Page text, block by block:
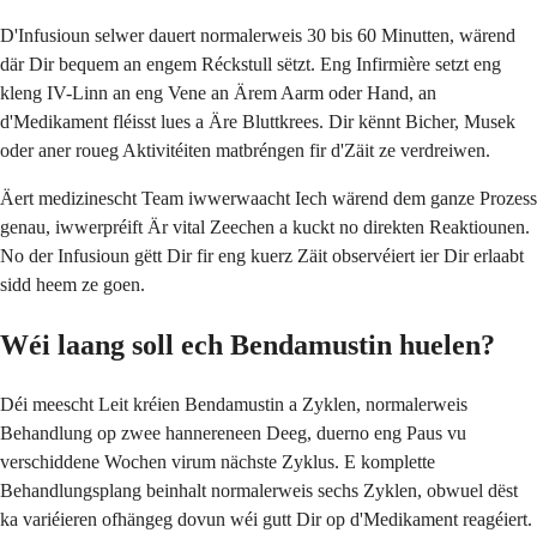
D'Infusioun selwer dauert normalerweis 30 bis 60 Minutten, wärend
där Dir bequem an engem Réckstull sëtzt. Eng Infirmière setzt eng
kleng IV-Linn an eng Vene an Ärem Aarm oder Hand, an
d'Medikament fléisst lues a Äre Bluttkrees. Dir kënnt Bicher, Musek
oder aner roueg Aktivitéiten matbréngen fir d'Zäit ze verdreiwen.
Äert medizinescht Team iwwerwaacht Iech wärend dem ganze Prozess
genau, iwwerpréift Är vital Zeechen a kuckt no direkten Reaktiounen.
No der Infusioun gëtt Dir fir eng kuerz Zäit observéiert ier Dir erlaabt
sidd heem ze goen.
Wéi laang soll ech Bendamustin huelen?
Déi meescht Leit kréien Bendamustin a Zyklen, normalerweis
Behandlung op zwee hannereneen Deeg, duerno eng Paus vu
verschiddene Wochen virum nächste Zyklus. E komplette
Behandlungsplang beinhalt normalerweis sechs Zyklen, obwuel dëst
ka variéieren ofhängeg dovun wéi gutt Dir op d'Medikament reagéiert.